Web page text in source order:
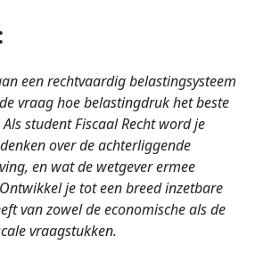
een rechtvaardig belastingsysteem
vraag hoe belastingdruk het beste
student Fiscaal Recht word je
over de achterliggende
en wat de wetgever ermee
je tot een breed inzetbare
van zowel de economische als de
vraagstukken.